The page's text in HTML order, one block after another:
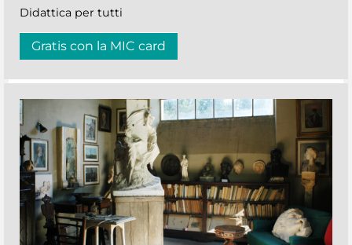
Didattica per tutti
Gratis con la MIC card